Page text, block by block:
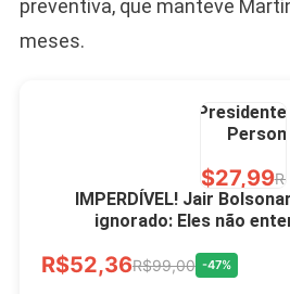
preventiva, que manteve
meses.
Presidente
R$27,99
IMPERDÍVEL! Jair
ignorado: Eles não
R$52,36R$99,00 -47%